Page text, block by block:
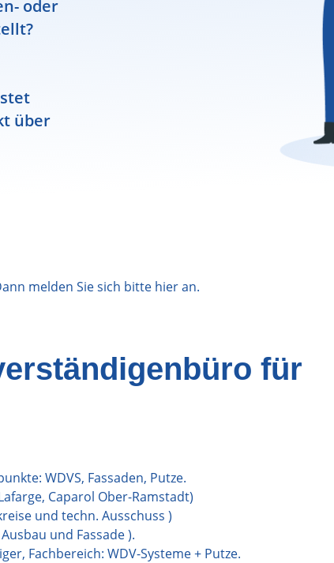
oder
über
melden Sie sich bitte hieran.
für
WDVS, Fassaden, Putze.
Caparol Ober-Ramstadt)
und techn. Ausschuss )
und Fassade ).
Fachbereich: WDV-Systeme + Putze.